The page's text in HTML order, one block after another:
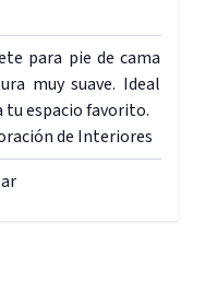
para pie de cama
muy suave. Ideal
tu espacio favorito.
de Interiores